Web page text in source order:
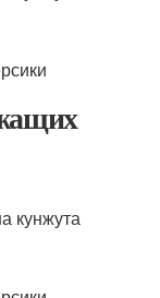
кунжута